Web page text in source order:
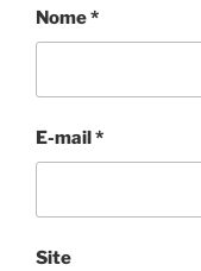
Nome*
E-mail*
Site